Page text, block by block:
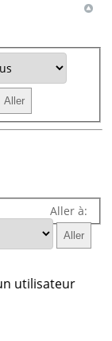
Aller à:
utilisateur